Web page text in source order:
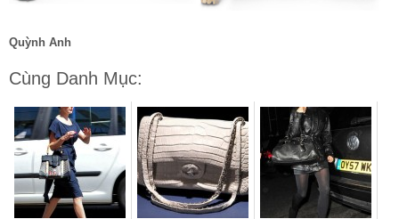
Quỳnh Anh
Cùng Danh Mục: